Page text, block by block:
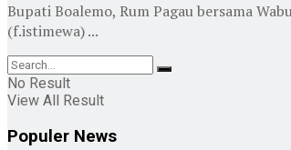
Bupati Boalemo, Rum Pagau bersama
(f.istimewa) ...
No Result
View All Result
Populer News